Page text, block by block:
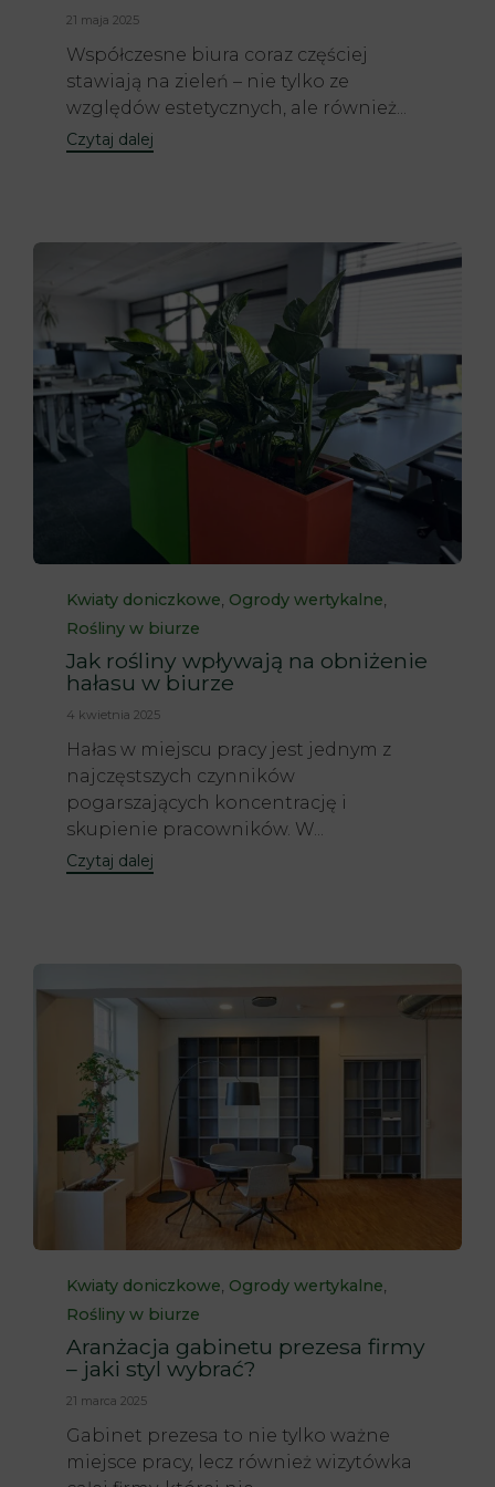
21 maja 2025
Współczesne biura coraz częściej
stawiają na zieleń – nie tylko ze
względów estetycznych, ale również...
Czytaj dalej
Category
Kwiaty doniczkowe, Ogrody wertykalne,
Rośliny w biurze
Jak rośliny wpływają na obniżenie
hałasu w biurze
4 kwietnia 2025
Hałas w miejscu pracy jest jednym z
najczęstszych czynników
pogarszających koncentrację i
skupienie pracowników. W...
Czytaj dalej
Category
Kwiaty doniczkowe, Ogrody wertykalne,
Rośliny w biurze
Aranżacja gabinetu prezesa firmy
– jaki styl wybrać?
21 marca 2025
Gabinet prezesa to nie tylko ważne
miejsce pracy, lecz również wizytówka